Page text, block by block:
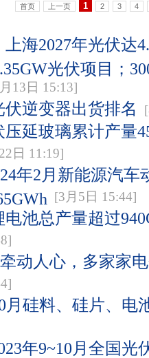
首页 上一页 1 2 3 4
海2027年光伏达
光伏项目；
13日 15:13]
伏逆变器出货排名
压延玻璃累计产量
日 11:19]
年2月新能源汽车
[3月5日 15:44]
电池总产量超过
动人心，多家家
月硅料、硅片、电
年9~10月全国光